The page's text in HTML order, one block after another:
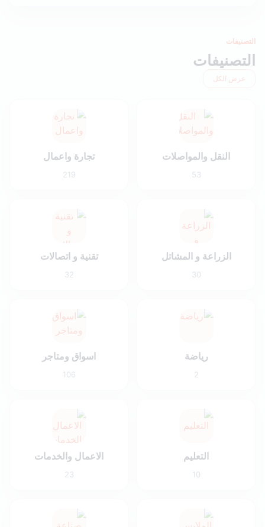
التصنيفات
التصنيفات
عرض الكل
النقل والمواصلات
53
تجارة واعمال
219
الزراعة و المشاتل
30
تقنية و اتصالات
32
رياضة
2
اسواق ومتاجر
106
التعليم
10
الاعمال والخدمات
23